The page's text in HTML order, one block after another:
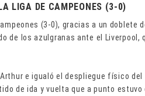
LIGA DE CAMPEONES (3-0)
(3-0), gracias a un doblete
de los azulgranas ante el Liverpool,
e igualó el despliegue físico del
de ida y vuelta que a punto